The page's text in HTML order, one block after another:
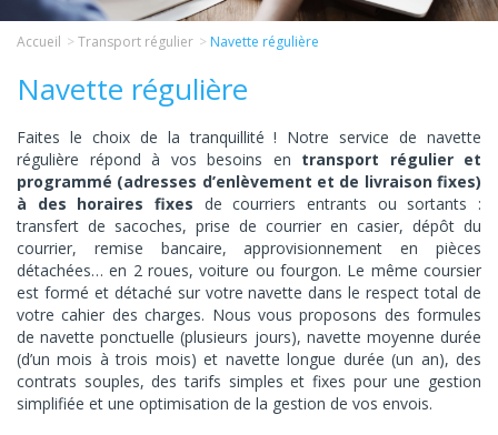
Accueil Transport régulier Navette régulière
Navette régulière
Faites le choix de la tranquillité ! Notre service de navette
régulière répond à vos besoins en transport régulier et
programmé (adresses d’enlèvement et de livraison fixes)
à des horaires fixes de courriers entrants ou sortants :
transfert de sacoches, prise de courrier en casier, dépôt du
courrier, remise bancaire, approvisionnement en pièces
détachées… en 2 roues, voiture ou fourgon. Le même coursier
est formé et détaché sur votre navette dans le respect total de
votre cahier des charges. Nous vous proposons des formules
de navette ponctuelle (plusieurs jours), navette moyenne durée
(d’un mois à trois mois) et navette longue durée (un an), des
contrats souples, des tarifs simples et fixes pour une gestion
simplifiée et une optimisation de la gestion de vos envois.